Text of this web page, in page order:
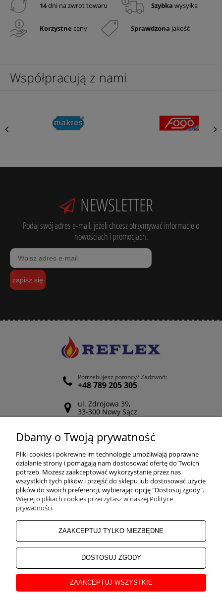
14dni na zwrot towaru Szybka wysyłka
Korzystne ceny Sprawdzona jakość
Współpracują z nami
NEWSLETTER
Podaj swój adres e-mail, jeżeli chcesz otrzymywać informacje o
nowościach i promocjach.
zapisz się
Potrzebujesz pomocy? Zadzwoń:
+48 789 205 305
ul. Zdrojowa 39,
33-300 Nowy Sącz
Odwiedź nasz Facebook
POMOC
ZAKUPY
MOJE KONTO
INFORMACJE
O NAS
Dbamy o Twoją prywatność
Pliki cookies i pokrewne im technologie umożliwiają poprawne
działanie strony i pomagają nam dostosować ofertę do Twoich
potrzeb. Możesz zaakceptować wykorzystanie przez nas
wszystkich tych plików i przejść do sklepu lub dostosować użycie
plików do swoich preferencji, wybierając opcję "Dostosuj zgody".
Więcej o plikach cookies przeczytasz w naszej Polityce
prywatności.
ZAAKCEPTUJ TYLKO NIEZBĘDNE
DOSTOSUJ ZGODY
ZAAKCEPTUJ WSZYSTKIE